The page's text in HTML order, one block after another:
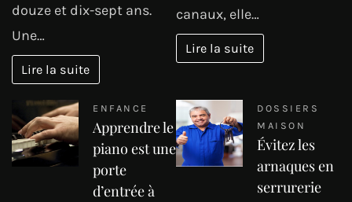
douze et dix-sept ans.
Une…
Lire la suite
canaux, elle…
Lire la suite
ENFANCE
Apprendre le
piano est une
porte
d’entrée à
DOSSIERS
MAISON
Évitez les
arnaques en
serrurerie